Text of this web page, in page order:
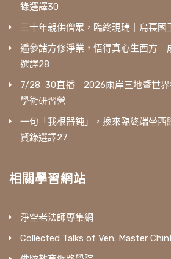
錄選譯30
三十年親供僧眾，臨終現瑞｜烏萇
遍參諸方修淨業，悟得真心生西方｜
選譯28
7/28‒30直播｜2026兩岸三地暨世
學術研習營
一句「我根器鈍」，換來臨終端坐西
賢錄選譯27
相關學習網站
淨空老法師專集網
Collected Talks of Ven. Master